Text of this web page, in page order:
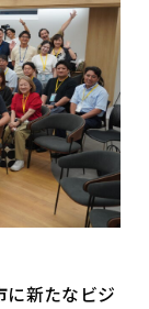
に新たなビジ